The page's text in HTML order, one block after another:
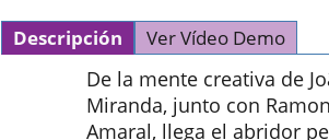
Descripción Ver Vídeo Demo
De la mente creativa de
Miranda, junto con Ramon
Amaral, llega el abridor